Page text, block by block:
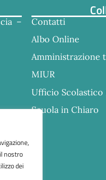
nostro
dei
–
Contatti
Albo Online
Amministrazione
MIUR
Ufficio Scolastico
Scuola in Chiaro